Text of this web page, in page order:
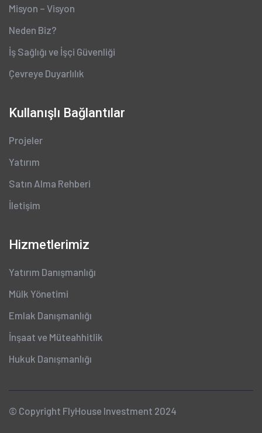
Misyon – Visyon
Neden Biz?
İş Sağlığı ve İşçi Güvenliği
Çevreye Duyarlılık
Kullanışlı Bağlantılar
Projeler
Yatırım
Satın Alma Rehberi
İletişim
Hizmetlerimiz
Yatırım Danışmanlığı
Mülk Yönetimi
Emlak Danışmanlığı
İnşaat ve Müteahhitlik
Hukuk Danışmanlığı
© Copyright FlyHouse Investment 2024